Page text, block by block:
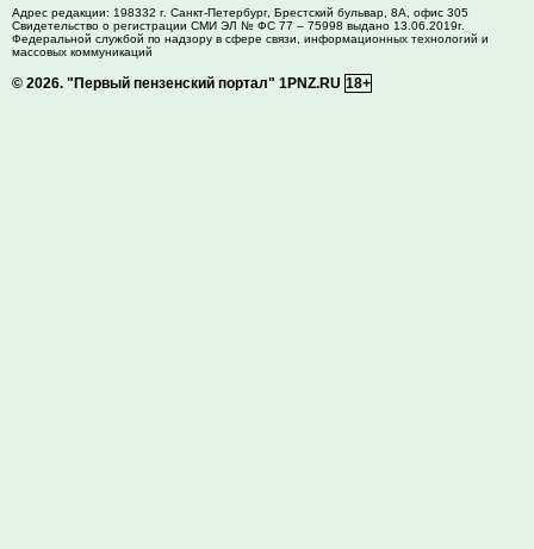
Адрес редакции: 198332 г. Санкт-Петербург, Брестский бульвар, 8А, офис 305
Свидетельство о регистрации СМИ ЭЛ № ФС 77 – 75998 выдано 13.06.2019г.
Федеральной службой по надзору в сфере связи, информационных технологий и
массовых коммуникаций
© 2026. "Первый пензенский портал" 1PNZ.RU 18+